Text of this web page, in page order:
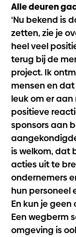
Alle deuren
‘Nu bekend is
zetten, zie je
heel veel
terug bij de
project. Ik
mensen en
leuk om er aan
positieve
sponsors aan
is welkom, dat
acties uit te
ondernemers
hun personeel
En kun je geen
Een wegberm
omgeving is